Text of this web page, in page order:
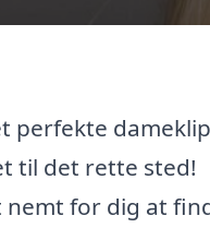
perfekte
til det rette sted!
for dig at